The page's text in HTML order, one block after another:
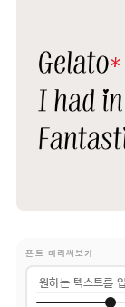
폰트 미리써보기